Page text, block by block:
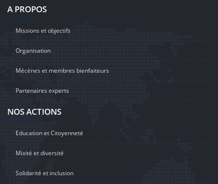
A PROPOS
Missions et objectifs
Organisation
Mécènes et membres bienfaiteurs
Partenaires experts
NOS ACTIONS
Education et Citoyenneté
Mixité et diversité
Solidarité et inclusion